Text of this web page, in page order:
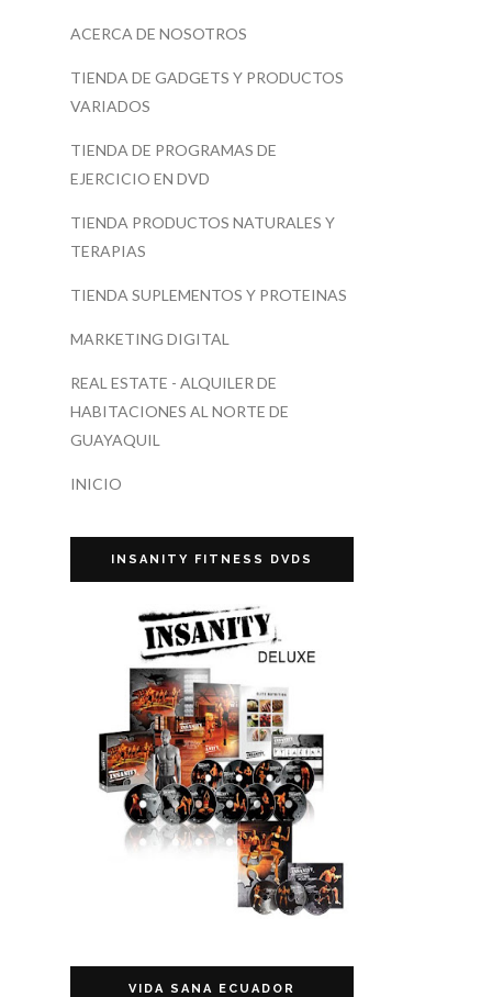
ACERCA DE NOSOTROS
TIENDA DE GADGETS Y PRODUCTOS
VARIADOS
TIENDA DE PROGRAMAS DE
EJERCICIO EN DVD
TIENDA PRODUCTOS NATURALES Y
TERAPIAS
TIENDA SUPLEMENTOS Y PROTEINAS
MARKETING DIGITAL
REAL ESTATE - ALQUILER DE
HABITACIONES AL NORTE DE
GUAYAQUIL
INICIO
INSANITY FITNESS DVDS
VIDA SANA ECUADOR